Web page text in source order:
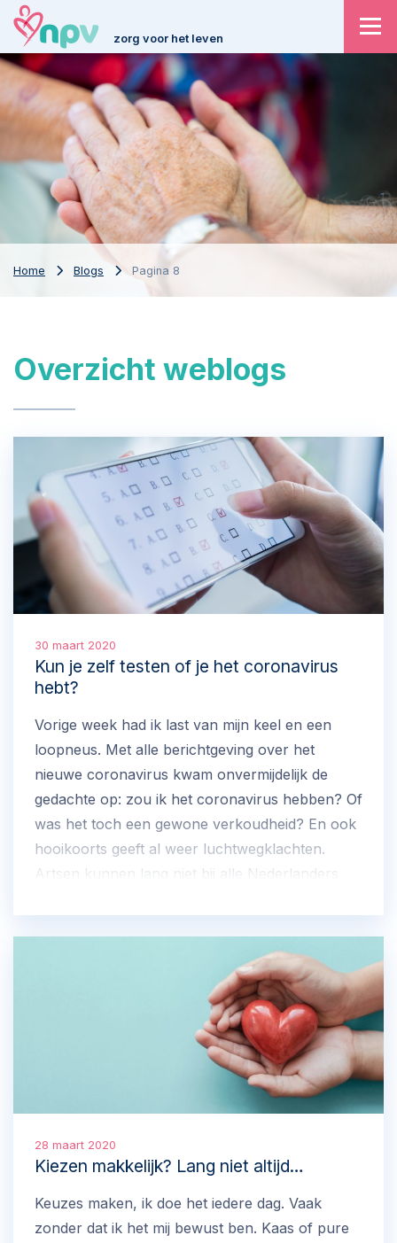
zorg voor het leven
Home Blogs Pagina 8
Overzicht weblogs
30 maart 2020
Kun je zelf testen of je het coronavirus
hebt?
Vorige week had ik last van mijn keel en een
loopneus. Met alle berichtgeving over het
nieuwe coronavirus kwam onvermijdelijk de
gedachte op: zou ik het coronavirus hebben? Of
was het toch een gewone verkoudheid? En ook
hooikoorts geeft al weer luchtwegklachten.
Artsen kunnen lang niet bij alle Nederlanders
aangeboden. Maar hoe betrouwbaar is dat? Is
het verstandig om zulke testen te doen?
28 maart 2020
Kiezen makkelijk? Lang niet altijd…
Keuzes maken, ik doe het iedere dag. Vaak
zonder dat ik het mij bewust ben. Kaas of pure